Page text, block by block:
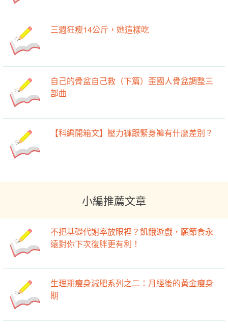
三週狂瘦14公斤，她這樣吃
自己的骨盆自己救（下篇）歪國人骨盆調整三
部曲
【科編開箱文】壓力褲跟緊身褲有什麼差別？
小編推薦文章
不把基礎代謝率放眼裡？飢餓遊戲，願節食永
遠對你下次復胖更有利！
生理期瘦身減肥系列之二：月經後的黃金瘦身
期